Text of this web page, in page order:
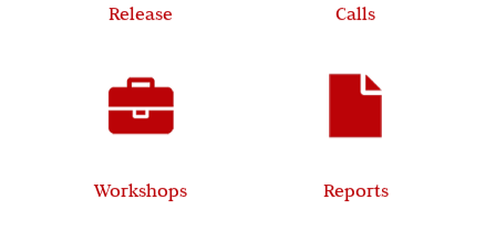
Release Calls
Workshops Reports